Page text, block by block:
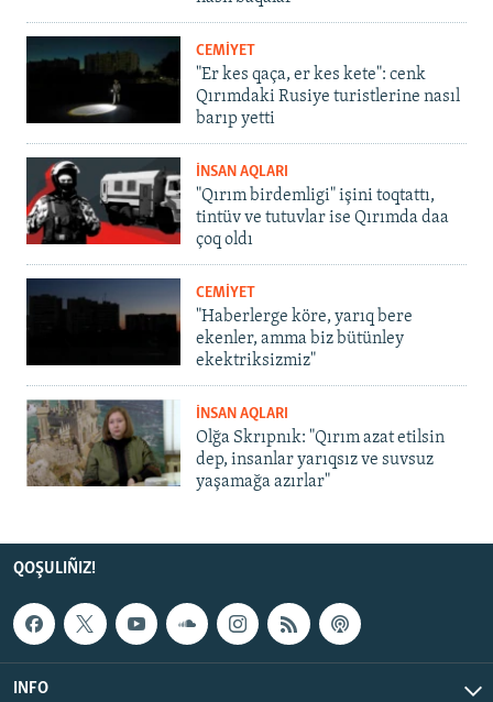
CEMİYET
"Er kes qaça, er kes kete": cenk
Qırımdaki Rusiye turistlerine nasıl
barıp yetti
İNSAN AQLARI
"Qırım birdemligi" işini toqtattı,
tintüv ve tutuvlar ise Qırımda daa
çoq oldı
CEMİYET
"Haberlerge köre, yarıq bere
ekenler, amma biz bütünley
ekektriksizmiz"
İNSAN AQLARI
Olğa Skrıpnık: "Qırım azat etilsin
dep, insanlar yarıqsız ve suvsuz
yaşamağa azırlar"
QOŞULIÑIZ!
INFO